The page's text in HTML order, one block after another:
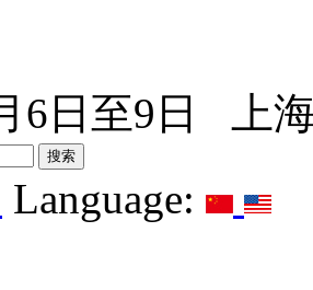
6日至9日 上
Language: